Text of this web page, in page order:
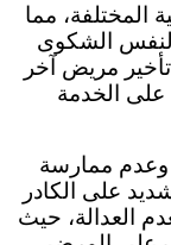
المختلفة، مما
الشكوى
مريض آخر
الخدمة
وعدم ممارسة
على الكادر
العدالة، حيث